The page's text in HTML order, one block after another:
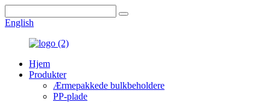
English
Hjem
Produkter
Ærmepakkede bulkbeholdere
PP-plade